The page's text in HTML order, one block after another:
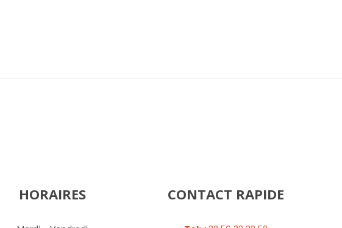
HORAIRES CONTACT RAPIDE